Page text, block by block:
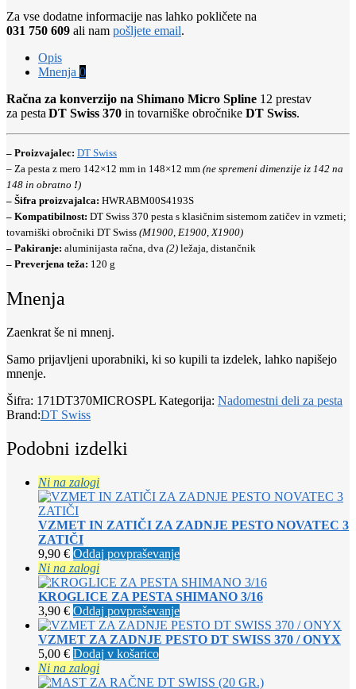
Za vse dodatne informacije nas lahko pokličete na
031 750 609 ali nam pošljete email.
Opis
Mnenja 0
Račna za konverzijo na Shimano Micro Spline 12 prestav
za pestaDT Swiss 370 in tovarniške obročnike DT Swiss.
– Proizvajalec: DT Swiss
– Za pesta z mero 142×12 mm in 148×12 mm (ne spremeni dimenzije iz 142 na
148 in obratno !)
– Šifra proizvajalca: HWRABM00S4193S
– Kompatibilnost: DT Swiss 370 pesta s klasičnim sistemom zatičev in vzmeti;
tovarniški obročniki DT Swiss (M1900, E1900, X1900)
– Pakiranje: aluminijasta račna, dva (2) ležaja, distančnik
– Preverjena teža: 120 g
Mnenja
Zaenkrat še ni mnenj.
Samo prijavljeni uporabniki, ki so kupili ta izdelek, lahko napišejo
mnenje.
Šifra: 171DT370MICROSPL Kategorija: Nadomestni deli za pesta
Brand:DT Swiss
Podobni izdelki
Ni na zalogi
VZMET IN ZATIČI ZA ZADNJE PESTO NOVATEC 3
ZATIČI
9,90 € Oddaj povpraševanje
Ni na zalogi
KROGLICE ZA PESTA SHIMANO 3/16
3,90 € Oddaj povpraševanje
VZMET ZA ZADNJE PESTO DT SWISS 370 / ONYX
5,00 € Dodaj v košarico
Ni na zalogi